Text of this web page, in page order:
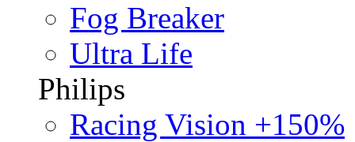
Fog Breaker
Ultra Life
Philips
Racing Vision +150%